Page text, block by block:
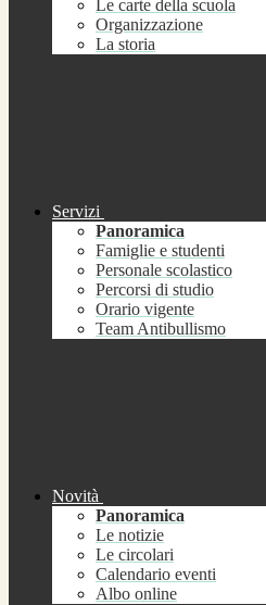
Le carte della scuola
Organizzazione
La storia
Servizi
Panoramica
Famiglie e studenti
Personale scolastico
Percorsi di studio
Orario vigente
Team Antibullismo
Novità
Panoramica
Le notizie
Le circolari
Calendario eventi
Albo online